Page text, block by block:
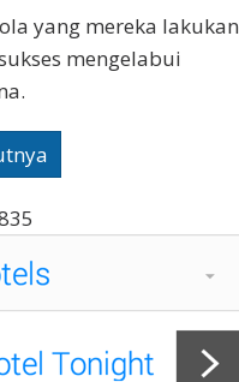
yang mereka lakukan
mengelabui